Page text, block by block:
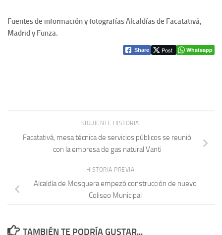
Fuentes de información y fotografías Alcaldías de Facatativá,
Madrid y Funza.
Share Post Whatsapp
SIGUIENTE HISTORIA
Facatativá, mesa técnica de servicios públicos se reunió
con la empresa de gas natural Vanti
HISTORIA PREVIA
Alcaldía de Mosquera empezó construcción de nuevo
Coliseo Municipal
TAMBIÉN TE PODRÍA GUSTAR...